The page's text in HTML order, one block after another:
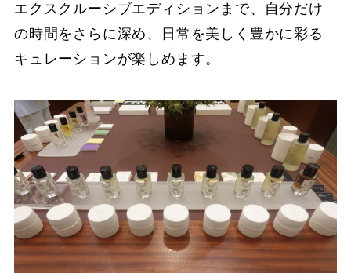
エクスクルーシブエディションまで、自分だけ
の時間をさらに深め、日常を美しく豊かに彩る
キュレーションが楽しめます。